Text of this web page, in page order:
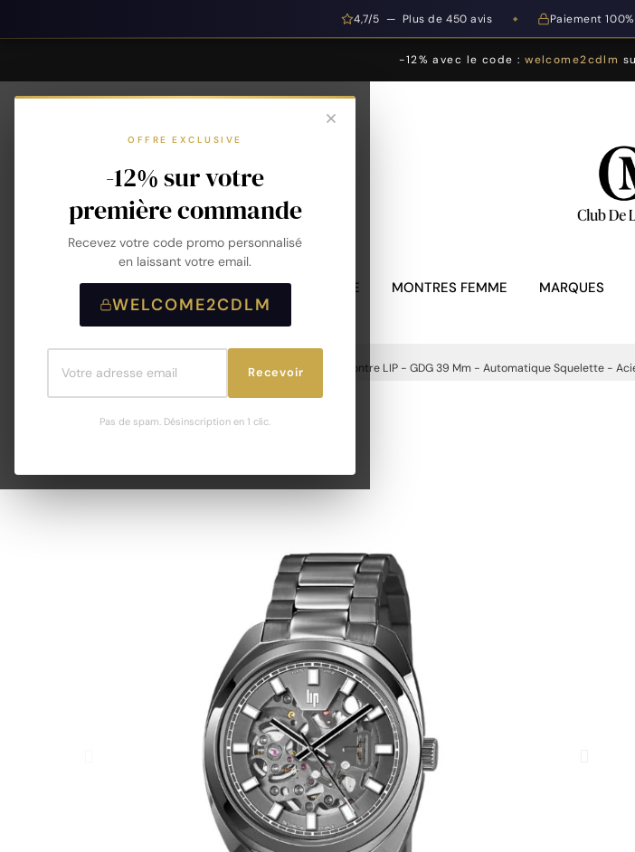
4,7/5 — Plus de 450 avis ◆ Paiement
-12% avec le code :welcome2cdlm
OFFRE EXCLUSIVE
-12% sur votre
première commande
Recevez votre code promo personnalisé
en laissant votre email.
WELCOME2CDLM
Recevoir
Pas de spam. Désinscription en 1 clic.
MONTRES HOMME MONTRES FEMME MARQUES
Accueil Montres Montres Homme Montre LIP - GDG 39 Mm - Automatique Squelette -